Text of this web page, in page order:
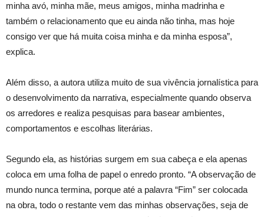
minha avó, minha mãe, meus amigos, minha madrinha e
também o relacionamento que eu ainda não tinha, mas hoje
consigo ver que há muita coisa minha e da minha esposa”,
explica.
Além disso, a autora utiliza muito de sua vivência jornalística para
o desenvolvimento da narrativa, especialmente quando observa
os arredores e realiza pesquisas para basear ambientes,
comportamentos e escolhas literárias.
Segundo ela, as histórias surgem em sua cabeça e ela apenas
coloca em uma folha de papel o enredo pronto. “A observação de
mundo nunca termina, porque até a palavra “Fim” ser colocada
na obra, todo o restante vem das minhas observações, seja de